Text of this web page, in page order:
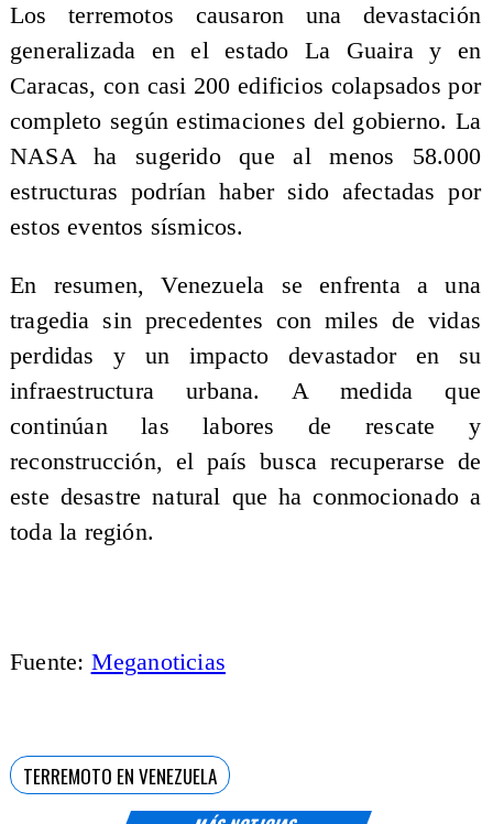
Los terremotos causaron una devastación
generalizada en el estado La Guaira y en
Caracas, con casi 200 edificios colapsados por
completo según estimaciones del gobierno. La
NASA ha sugerido que al menos 58.000
estructuras podrían haber sido afectadas por
estos eventos sísmicos.
En resumen, Venezuela se enfrenta a una
tragedia sin precedentes con miles de vidas
perdidas y un impacto devastador en su
infraestructura urbana. A medida que
continúan las labores de rescate y
reconstrucción, el país busca recuperarse de
este desastre natural que ha conmocionado a
toda la región.
Fuente: Meganoticias
TERREMOTO EN VENEZUELA